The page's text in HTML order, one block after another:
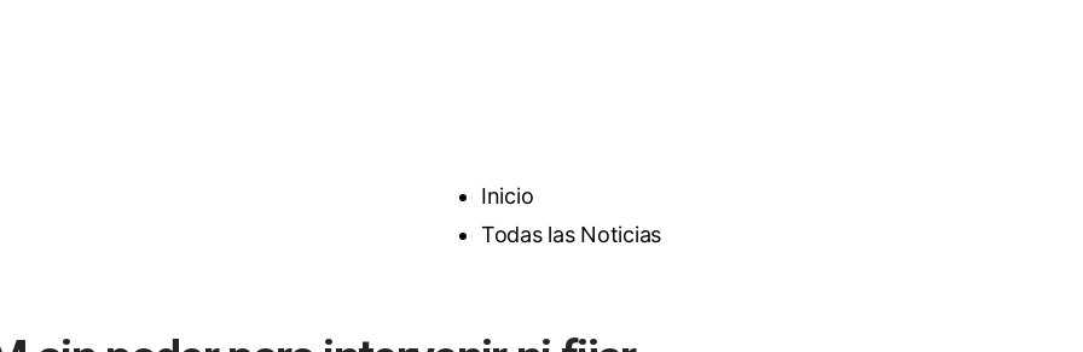
Inicio
Todas las Noticias